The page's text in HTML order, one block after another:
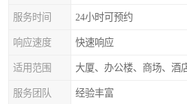
服务时间 24小时可预约
响应速度 快速响应
适用范围 大厦、办公楼、商场、酒
服务团队 经验丰富